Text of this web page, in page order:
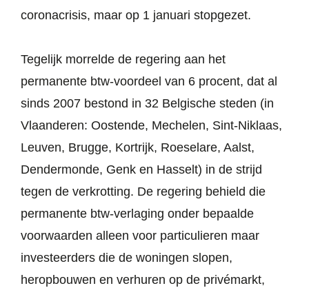
coronacrisis, maar op 1 januari stopgezet.
Tegelijk morrelde de regering aan het
permanente btw-voordeel van 6 procent, dat al
sinds 2007 bestond in 32 Belgische steden (in
Vlaanderen: Oostende, Mechelen, Sint-Niklaas,
Leuven, Brugge, Kortrijk, Roeselare, Aalst,
Dendermonde, Genk en Hasselt) in de strijd
tegen de verkrotting. De regering behield die
permanente btw-verlaging onder bepaalde
voorwaarden alleen voor particulieren maar
investeerders die de woningen slopen,
heropbouwen en verhuren op de privémarkt,